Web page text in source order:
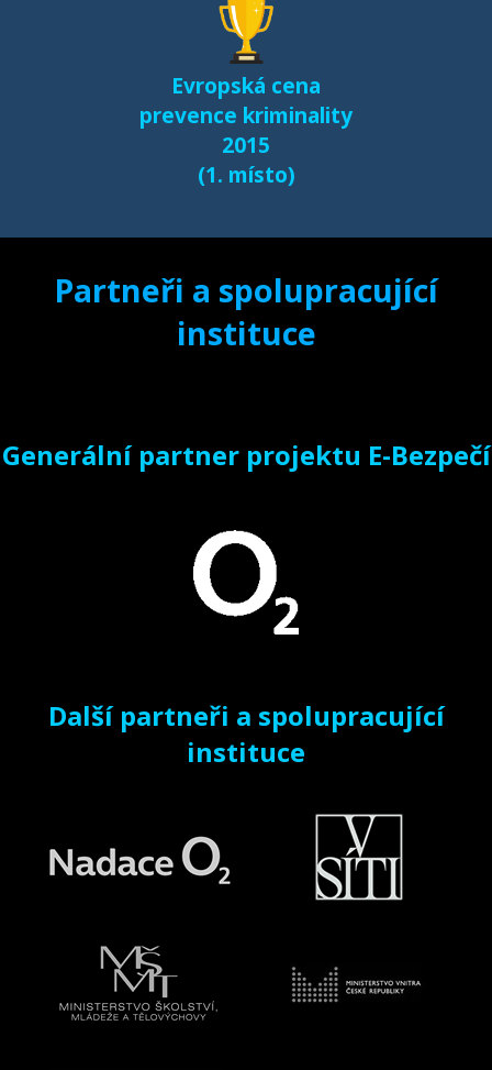
Evropská cena
prevence kriminality
2015
(1. místo)
Partneři a spolupracující
instituce
Generální partner projektu E-Bezpečí
Další partneři a spolupracující
instituce